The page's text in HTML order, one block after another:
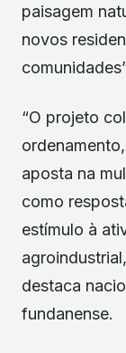
paisagem
novos
“O projeto
aposta na
como
estímulo à
destaca
fundanense.